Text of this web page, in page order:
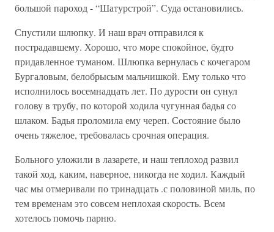
большой пароход - “Шатурстрой”. Суда остановились.
Спустили шлюпку. И наш врач отправился к
пострадавшему. Хорошо, что море спокойное, будто
придавленное туманом. Шлюпка вернулась с кочегаром
Бургаловым, белобрысым мальчишкой. Ему только что
исполнилось восемнадцать лет. По дурости он сунул
голову в трубу, по которой ходила чугунная бадья со
шлаком. Бадья проломила ему череп. Состояние было
очень тяжелое, требовалась срочная операция.
Больного уложили в лазарете, и наш теплоход развил
такой ход, каким, наверное, никогда не ходил. Каждый
час мы отмеривали по тринадцать .с половиной миль, по
тем временам это совсем неплохая скорость. Всем
хотелось помочь парню.